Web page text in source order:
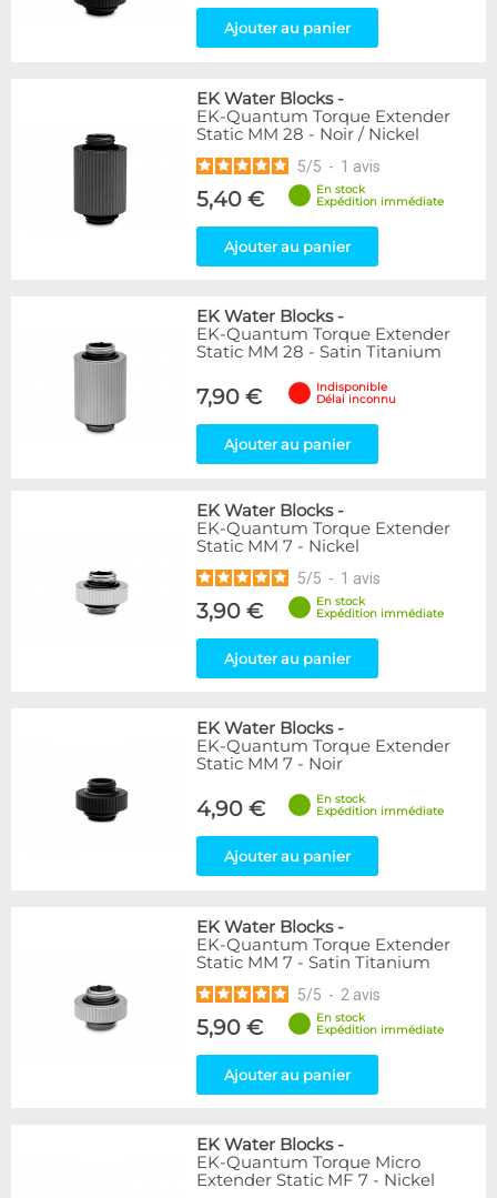
Ajouter au panier
EK Water Blocks-
EK-Quantum Torque Extender
Static MM 28 - Noir / Nickel
5/5 - 1 avis
5,40 €
En stock
Expédition immédiate
Ajouter au panier
EK Water Blocks-
EK-Quantum Torque Extender
Static MM 28 - Satin Titanium
7,90 €
Indisponible
Délai inconnu
Ajouter au panier
EK Water Blocks-
EK-Quantum Torque Extender
Static MM 7 - Nickel
5/5 - 1 avis
3,90 €
En stock
Expédition immédiate
Ajouter au panier
EK Water Blocks-
EK-Quantum Torque Extender
Static MM 7 - Noir
4,90 €
En stock
Expédition immédiate
Ajouter au panier
EK Water Blocks-
EK-Quantum Torque Extender
Static MM 7 - Satin Titanium
5/5 - 2 avis
5,90 €
En stock
Expédition immédiate
Ajouter au panier
EK Water Blocks-
EK-Quantum Torque Micro
Extender Static MF 7 - Nickel